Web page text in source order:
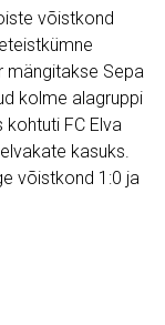
võistkond
mängitakse Sepa
kolme alagruppi
kohtuti FC Elva
kasuks.
võistkond 1:0 ja